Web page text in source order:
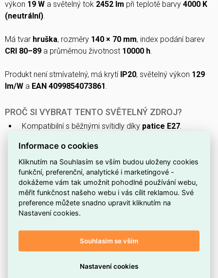
výkon 19 W a světelný tok 2452 lm při teplotě barvy 4000 K
(neutrální).
Má tvar hruška, rozměry 140 × 70 mm, index podání barev
CRI 80–89 a průměrnou životnost 10000 h.
Produkt není stmívatelný, má krytí IP20, světelný výkon 129
lm/W a EAN 4099854073861 .
PROČ SI VYBRAT TENTO SVĚTELNÝ ZDROJ?
Kompatibilní s běžnými svítidly díky patice E27.
Zdroj
není stmívatelný
Pracuje při
nominálním napětí 220–240 V
, vhodném
pro standardní elektroinstalace.
Klasický tvarhruška (A)zajišťuje příjemné a
rovnoměrné rozložení světla.
kde je žádoucí neutrální tón osvětlení.
Informace o cookies
Kliknutím na Souhlasím se vším budou uloženy cookies
funkční, preferenční, analytické i marketingové -
dokážeme vám tak umožnit pohodlné používání webu,
měřit funkčnost našeho webu i vás cílit reklamou. Své
preference můžete snadno upravit kliknutím na
Nastavení cookies.
Souhlasím se vším
Nastavení cookies